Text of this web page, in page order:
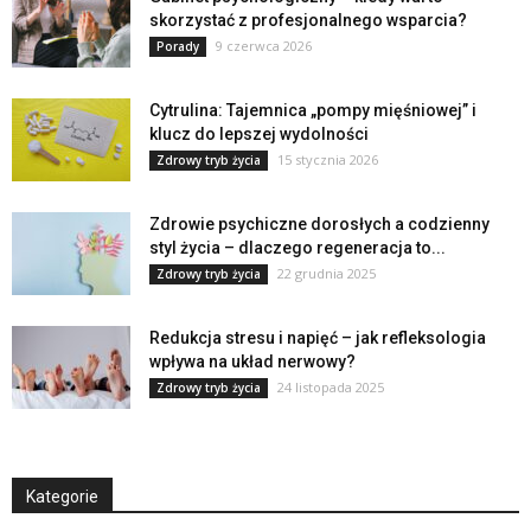
skorzystać z profesjonalnego wsparcia?
Porady 9 czerwca 2026
Cytrulina: Tajemnica „pompy mięśniowej” i
klucz do lepszej wydolności
Zdrowy tryb życia 15 stycznia 2026
Zdrowie psychiczne dorosłych a codzienny
styl życia – dlaczego regeneracja to...
Zdrowy tryb życia 22 grudnia 2025
Redukcja stresu i napięć – jak refleksologia
wpływa na układ nerwowy?
Zdrowy tryb życia 24 listopada 2025
Kategorie